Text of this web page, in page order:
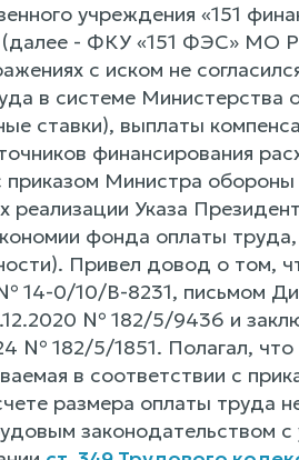
учреждения «151
- ФКУ «151 ФЭС» МО
с иском не
в системе
ставки), выплаты
финансирования
приказом Министра
реализации Указа
фонда оплаты
Привел довод о том,
0/10/В-8231, письмом
№ 182/5/9436 и
№ 182/5/1851. Полагал,
в соответствии с
размера оплаты труда
законодательством